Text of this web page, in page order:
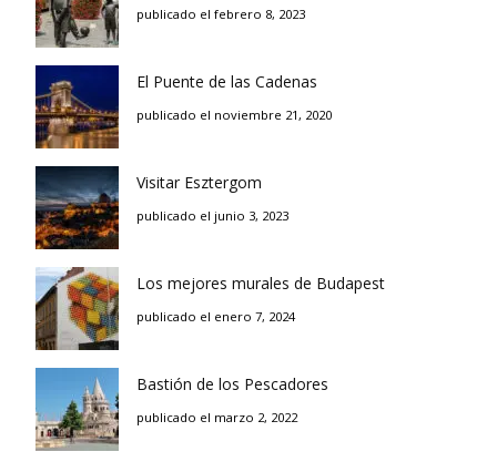
publicado el febrero 8, 2023
El Puente de las Cadenas
publicado el noviembre 21, 2020
Visitar Esztergom
publicado el junio 3, 2023
Los mejores murales de Budapest
publicado el enero 7, 2024
Bastión de los Pescadores
publicado el marzo 2, 2022